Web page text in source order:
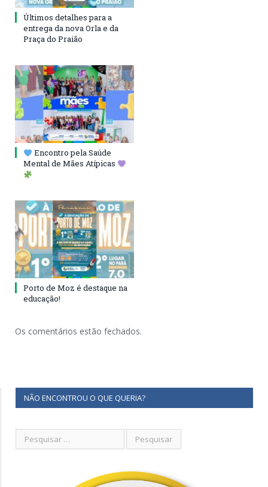
Últimos detalhes para a
entrega da nova Orla e da
Praça do Praião
Encontro pela Saúde
Mental de Mães Atípicas
Porto de Moz é destaque na
educação!
Os comentários estão fechados.
NÃO ENCONTROU O QUE QUERIA?